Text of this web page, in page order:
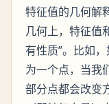
特征值的几何解
几何上，特征值
有性质”。比如
为一个点，当我
部分点都会改变